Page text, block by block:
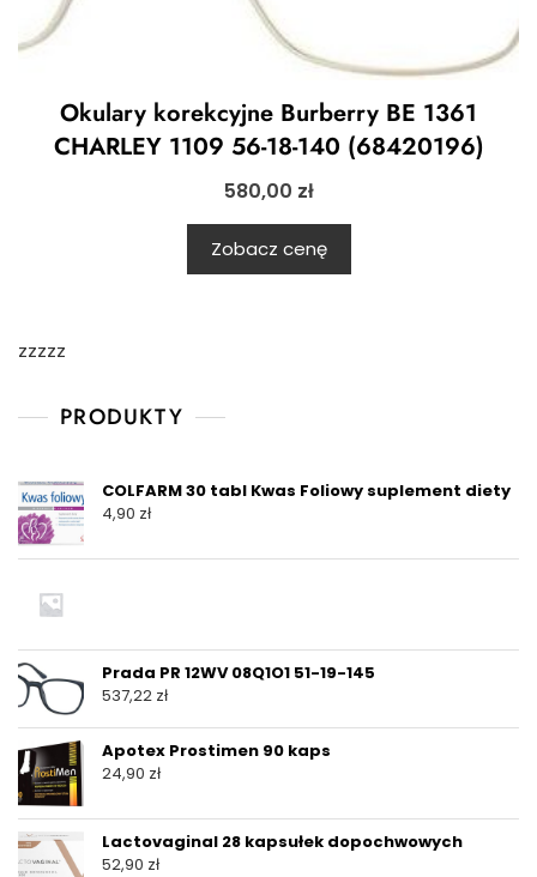
Okulary korekcyjne Burberry BE 1361
CHARLEY 1109 56-18-140 (68420196)
580,00 zł
Zobacz cenę
zzzzz
PRODUKTY
COLFARM 30 tabl Kwas Foliowy suplement diety
4,90 zł
Prada PR 12WV 08Q1O1 51-19-145
537,22 zł
Apotex Prostimen 90 kaps
24,90 zł
Lactovaginal 28 kapsułek dopochwowych
52,90 zł